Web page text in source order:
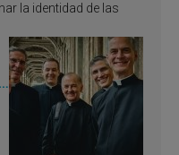
la identidad de las